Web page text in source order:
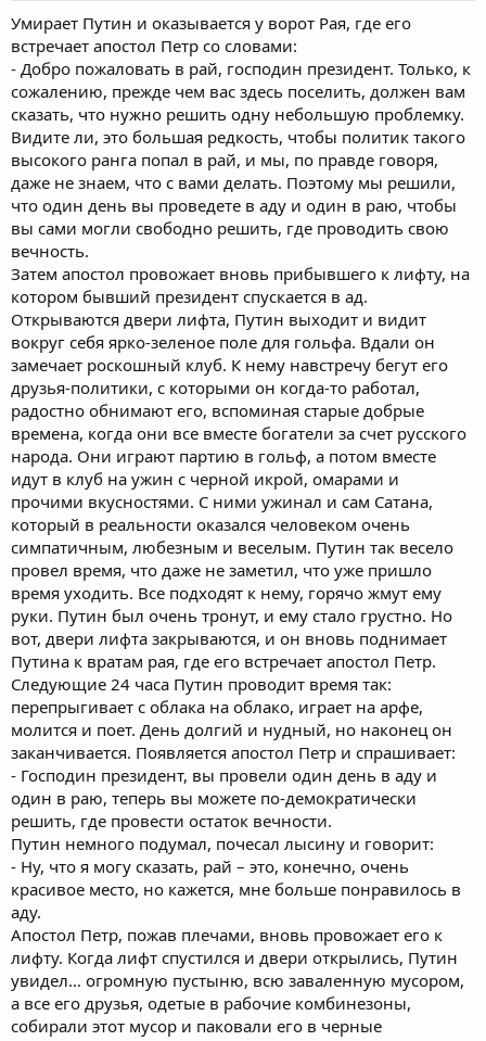
Умирает Путин и оказывается у ворот Рая, где его
встречает апостол Петр со словами:
- Добро пожаловать в рай, господин президент. Только, к
сожалению, прежде чем вас здесь поселить, должен вам
сказать, что нужно решить одну небольшую проблемку.
Видите ли, это большая редкость, чтобы политик такого
высокого ранга попал в рай, и мы, по правде говоря,
даже не знаем, что с вами делать. Поэтому мы решили,
что один день вы проведете в аду и один в раю, чтобы
вы сами могли свободно решить, где проводить свою
вечность.
Затем апостол провожает вновь прибывшего к лифту, на
котором бывший президент спускается в ад.
Открываются двери лифта, Путин выходит и видит
вокруг себя ярко-зеленое поле для гольфа. Вдали он
замечает роскошный клуб. К нему навстречу бегут его
друзья-политики, с которыми он когда-то работал,
радостно обнимают его, вспоминая старые добрые
времена, когда они все вместе богатели за счет русского
народа. Они играют партию в гольф, а потом вместе
идут в клуб на ужин с черной икрой, омарами и
прочими вкусностями. С ними ужинал и сам Сатана,
который в реальности оказался человеком очень
симпатичным, любезным и веселым. Путин так весело
провел время, что даже не заметил, что уже пришло
время уходить. Все подходят к нему, горячо жмут ему
руки. Путин был очень тронут, и ему стало грустно. Но
вот, двери лифта закрываются, и он вновь поднимает
Путина к вратам рая, где его встречает апостол Петр.
Следующие 24 часа Путин проводит время так:
перепрыгивает с облака на облако, играет на арфе,
молится и поет. День долгий и нудный, но наконец он
заканчивается. Появляется апостол Петр и спрашивает:
- Господин президент, вы провели один день в аду и
один в раю, теперь вы можете по-демократически
решить, где провести остаток вечности.
Путин немного подумал, почесал лысину и говорит:
- Ну, что я могу сказать, рай – это, конечно, очень
красивое место, но кажется, мне больше понравилось в
аду.
Апостол Петр, пожав плечами, вновь провожает его к
лифту. Когда лифт спустился и двери открылись, Путин
увидел… огромную пустыню, всю заваленную мусором,
а все его друзья, одетые в рабочие комбинезоны,
собирали этот мусор и паковали его в черные